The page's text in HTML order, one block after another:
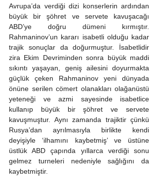
Avrupa’da verdiği dizi konserlerin ardından
büyük bir şöhret ve servete kavuşacağı
ABD’ye doğru dümeni kırmıştır.
Rahmaninov’un kararı isabetli olduğu kadar
trajik sonuçlar da doğurmuştur. İsabetlidir
zira Ekim Devriminden sonra büyük maddi
sıkıntı yaşayan, geniş ailesini doyurmakta
güçlük çeken Rahmaninov yeni dünyada
önüne serilen cömert olanakları olağanüstü
yeteneği ve azmi sayesinde isabetlice
kullanıp büyük bir şöhret ve servete
kavuşmuştur. Aynı zamanda trajiktir çünkü
Rusya’dan ayrılmasıyla birlikte kendi
deyişiyle ‘ilhamını kaybetmiş’ ve üstüne
üstlük ABD çapında yıllarca verdiği sonu
gelmez turneleri nedeniyle sağlığını da
kaybetmiştir.